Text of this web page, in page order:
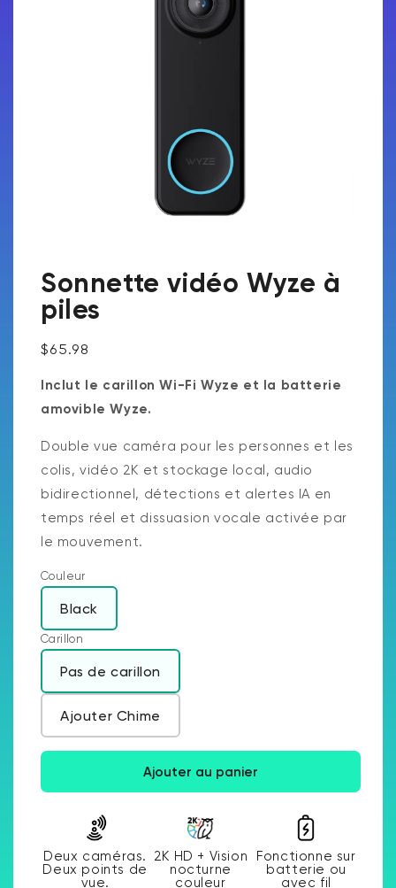
Sonnette vidéo Wyze à
piles
Prix ​​régulier
$65.98
Inclut le carillon Wi-Fi Wyze et la batterie
amovible Wyze.
Double vue caméra pour les personnes et les
colis, vidéo 2K et stockage local, audio
bidirectionnel, détections et alertes IA en
temps réel et dissuasion vocale activée par
le mouvement.
Couleur
Black
Carillon
Pas de carillon
Ajouter Chime
Ajouter au panier
Deux caméras.
Deux points de
vue.
2K HD + Vision
nocturne
couleur
Fonctionne sur
batterie ou
avec fil